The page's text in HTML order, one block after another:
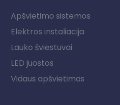
Apšvietimo sistemos
Elektros instaliacija
Lauko šviestuvai
LED juostos
Vidaus apšvietimas